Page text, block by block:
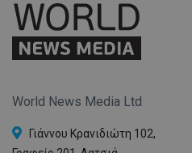
World News Media Ltd
Γιάννου Κρανιδιώτη 102,